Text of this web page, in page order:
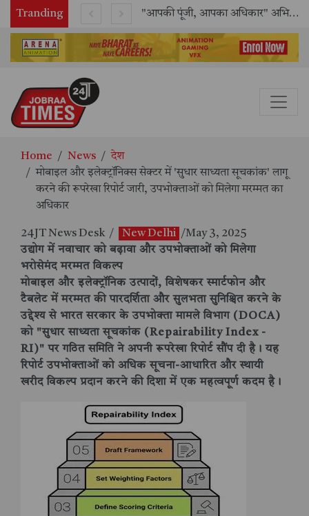
Tranding "आपकी पूंजी, आपका अधिकार" अभियान का भव्य शुभारंभ
Home News
देश
मोबाइल और इलेक्ट्रॉनिक्स सेक्टर में 'सुधार साध्यता सूचकांक' लागू
करने की रूपरेखा रिपोर्ट जारी, उपभोक्ताओं को मिलेगा मरम्मत का
अधिकार
24JT News Desk / New Delhi /May 3, 2025
उद्योग में नवाचार को बढ़ावा और उपभोक्ताओं को मिलेगा
भरोसेमंद मरम्मत विकल्प
मोबाइल और इलेक्ट्रॉनिक उत्पादों, विशेषकर स्मार्टफोन और
टैबलेट में मरम्मत की पारदर्शिता और सुलभता सुनिश्चित करने के
उद्देश्य से भारत सरकार के उपभोक्ता मामले विभाग (DOCA)
को "सुधार साध्यता सूचकांक (Repairability Index -
RI)" पर गठित समिति ने अपनी रूपरेखा रिपोर्ट सौंप दी है। यह
रिपोर्ट उपभोक्ताओं को अधिक सूचना-आधारित और स्थायी
खरीद विकल्प प्रदान करने की दिशा में एक महत्वपूर्ण कदम है।